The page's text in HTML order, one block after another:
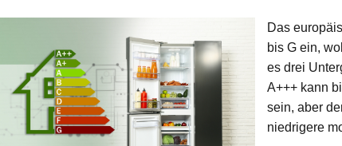
Das
bis G ein,
es drei
A+++ kann
sein, aber
niedrigere